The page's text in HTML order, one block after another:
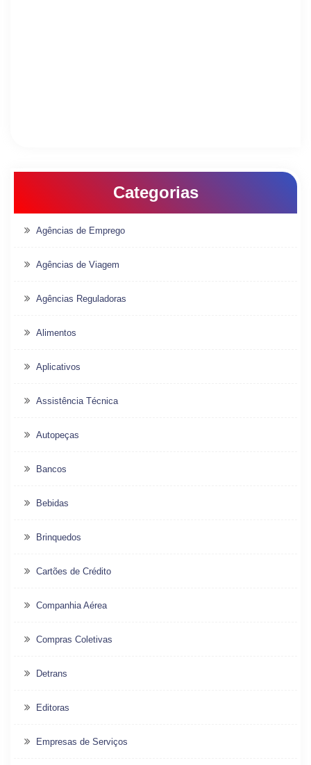
Categorias
Agências de Emprego
Agências de Viagem
Agências Reguladoras
Alimentos
Aplicativos
Assistência Técnica
Autopeças
Bancos
Bebidas
Brinquedos
Cartões de Crédito
Companhia Aérea
Compras Coletivas
Detrans
Editoras
Empresas de Serviços